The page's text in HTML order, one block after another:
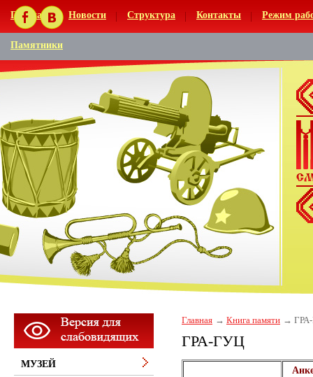
Главная Новости Структура Контакты Режим
Памятники
Главная Книга памяти
ГРА-ГУЦ
МУЗЕЙ